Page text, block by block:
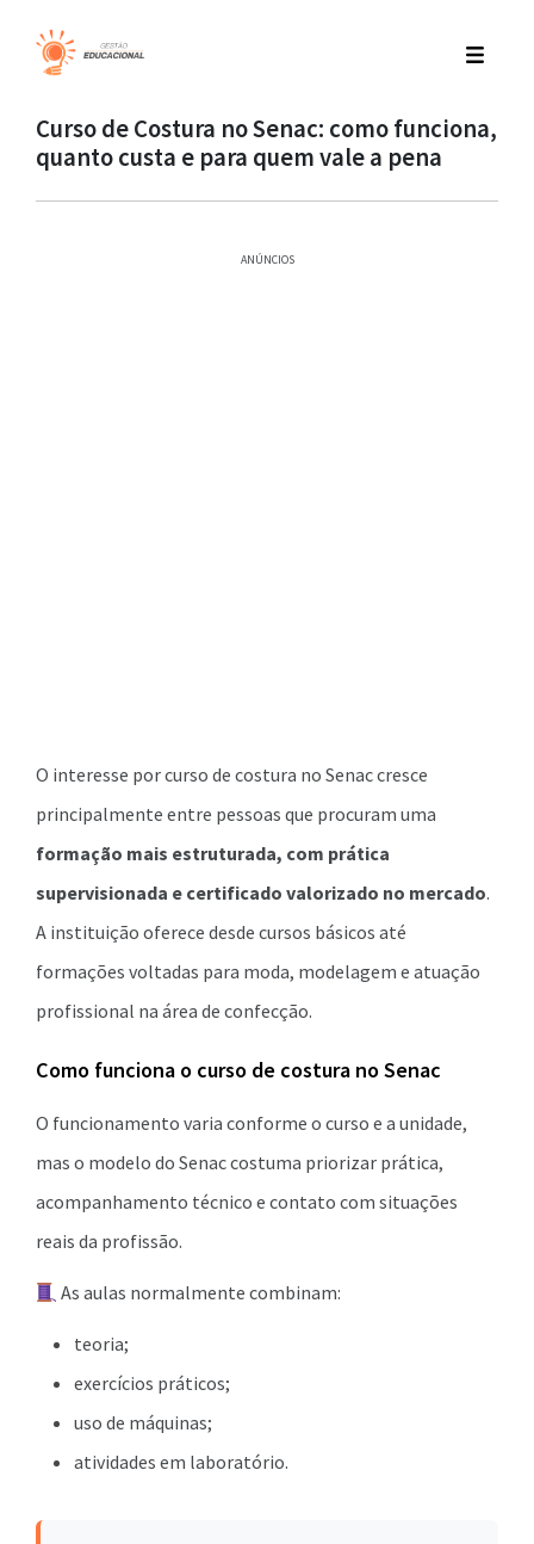
Curso de Costura no Senac: como funciona,
quanto custa e para quem vale a pena
ANÚNCIOS
O interesse por curso de costura no Senac cresce
principalmente entre pessoas que procuram uma
formação mais estruturada, com prática
supervisionada e certificado valorizado no mercado.
A instituição oferece desde cursos básicos até
formações voltadas para moda, modelagem e atuação
profissional na área de confecção.
Como funciona o curso de costura no Senac
O funcionamento varia conforme o curso e a unidade,
mas o modelo do Senac costuma priorizar prática,
acompanhamento técnico e contato com situações
reais da profissão.
As aulas normalmente combinam:
teoria;
exercícios práticos;
uso de máquinas;
atividades em laboratório.